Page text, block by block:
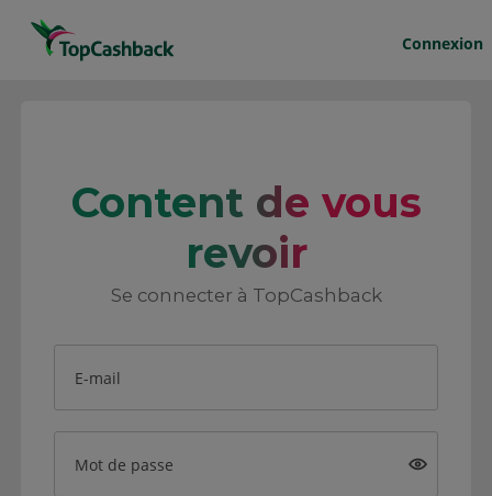
Connexion
Content de vous
revoir
Se connecter à TopCashback
E-mail
Mot de passe